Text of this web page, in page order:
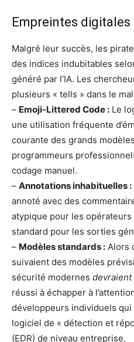
Empreintes
Malgré leur succès, les
des indices indubitables
généré par l’IA. Les
plusieurs « tells » dans le
– Emoji-Littered Code : Le
une utilisation fréquente
courante des grands
programmeurs
codage manuel.
– Annotations inhabituelles :
annoté avec des
atypique pour les
standard pour les sorties
– Modèles standards : Alors
suivaient des modèles
sécurité modernes devraient
réussi à échapper à
développeurs individuels qui
logiciel de « détection et
(EDR) de niveau entreprise.